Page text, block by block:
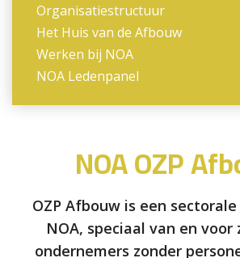
Organisatiestructuur
Het Huis van de Afbouw
Werken bij NOA
NOA Ledenpanel
NOA OZP
OZP Afbouw is een
NOA, speciaal van en
ondernemers zonder